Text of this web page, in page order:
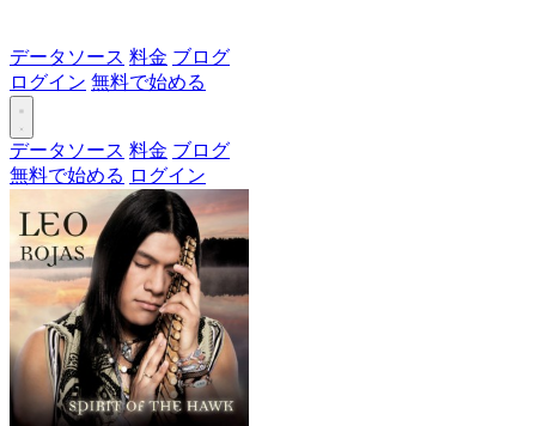
データソース 料金 ブログ
ログイン 無料で始める
データソース 料金 ブログ
無料で始める ログイン